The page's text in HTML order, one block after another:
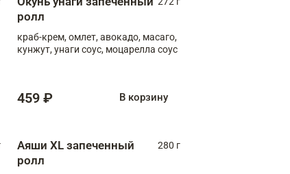
ролл
краб-крем, омлет, авокадо, масаго,
кунжут, унаги соус, моцарелла соус
459 ₽ В корзину
Аяши XL запеченный
ролл
280 г